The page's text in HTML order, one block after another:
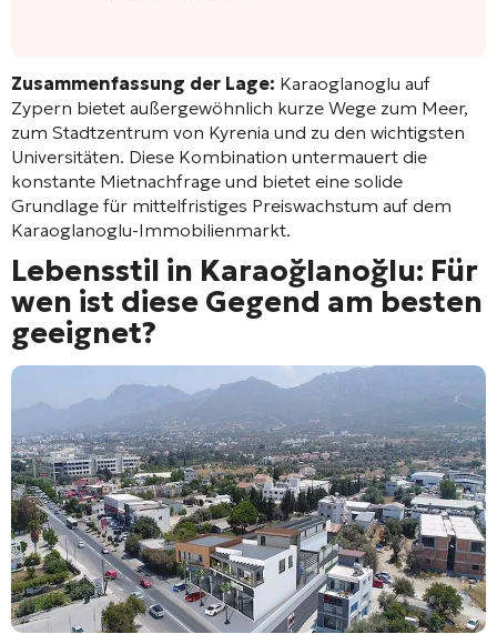
Zusammenfassung der Lage: Karaoglanoglu auf
Zypern bietet außergewöhnlich kurze Wege zum Meer,
zum Stadtzentrum von Kyrenia und zu den wichtigsten
Universitäten. Diese Kombination untermauert die
konstante Mietnachfrage und bietet eine solide
Grundlage für mittelfristiges Preiswachstum auf dem
Karaoglanoglu-Immobilienmarkt.
Lebensstil in Karaoğlanoğlu: Für
wen ist diese Gegend am besten
geeignet?